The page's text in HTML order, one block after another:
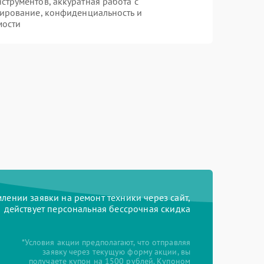
конфиденциальность и
заявки на ремонт техники через сайт,
действует персональная бессрочная скидка
*Условия акции предполагают, что отправляя
заявку через текущую форму акции, вы
получаете купон на 1500 рублей. Купоном